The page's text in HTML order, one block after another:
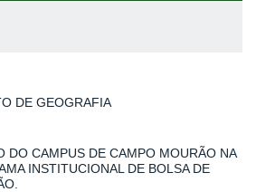
DE GEOGRAFIA
DO CAMPUS DE CAMPO MOURÃO NA
INSTITUCIONAL DE BOLSA DE